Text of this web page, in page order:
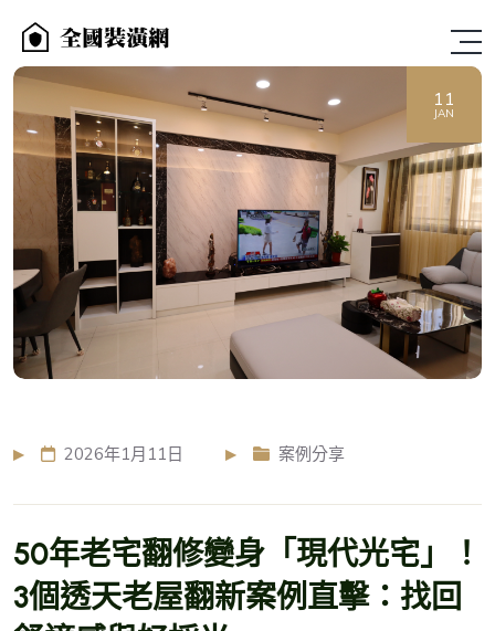
11
JAN
2026年1月11日 案例分享
50年老宅翻修變身「現代光宅」！
3個透天老屋翻新案例直擊：找回